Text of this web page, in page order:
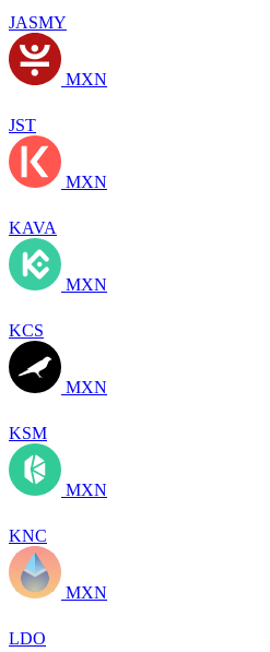
JASMY
MXN
JST
MXN
KAVA
MXN
KCS
MXN
KSM
MXN
KNC
MXN
LDO